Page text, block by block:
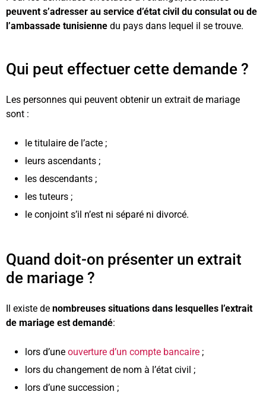
peuvent s’adresser au service d’état civil du consulat ou de
l’ambassade tunisienne du pays dans lequel il se trouve.
Qui peut effectuer cette demande ?
Les personnes qui peuvent obtenir un extrait de mariage
sont :
le titulaire de l’acte ;
leurs ascendants ;
les descendants ;
les tuteurs ;
le conjoint s’il n’est ni séparé ni divorcé.
Quand doit-on présenter un extrait
de mariage ?
Il existe de nombreuses situations dans lesquelles l’extrait
de mariage est demandé:
lors d’une ouverture d’un compte bancaire ;
lors du changement de nom à l’état civil ;
lors d’une succession ;